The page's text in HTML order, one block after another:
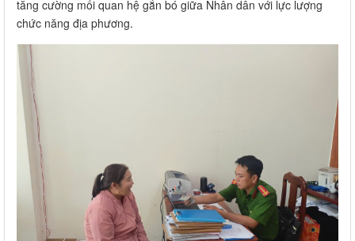
tăng cường mối quan hệ gắn bó giữa Nhân dân với lực lượng
chức năng địa phương.